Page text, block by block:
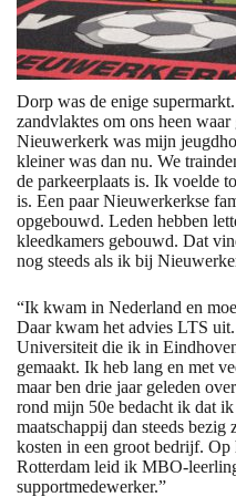
Dorp was de enige
zandvlaktes om ons heen
Nieuwerkerk was mijn
kleiner was dan nu. We
de parkeerplaats is. Ik voelde
is. Een paar Nieuwerkerkse
opgebouwd. Leden hebben
kleedkamers gebouwd. Dat
nog steeds als ik bij
“Ik kwam in Nederland en
Daar kwam het advies LTS
Universiteit die ik in
gemaakt. Ik heb lang en met
maar ben drie jaar geleden
rond mijn 50e bedacht ik dat
maatschappij dan steeds
kosten in een groot bedrijf.
Rotterdam leid ik MBO-
supportmedewerker.”